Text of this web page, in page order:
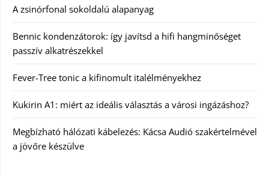
A zsinórfonal sokoldalú alapanyag
Bennic kondenzátorok: így javítsd a hifi hangminőséget
passzív alkatrészekkel
Fever-Tree tonic a kifinomult italélményekhez
Kukirin A1: miért az ideális választás a városi ingázáshoz?
Megbízható hálózati kábelezés: Kácsa Audió szakértelmével
a jövőre készülve